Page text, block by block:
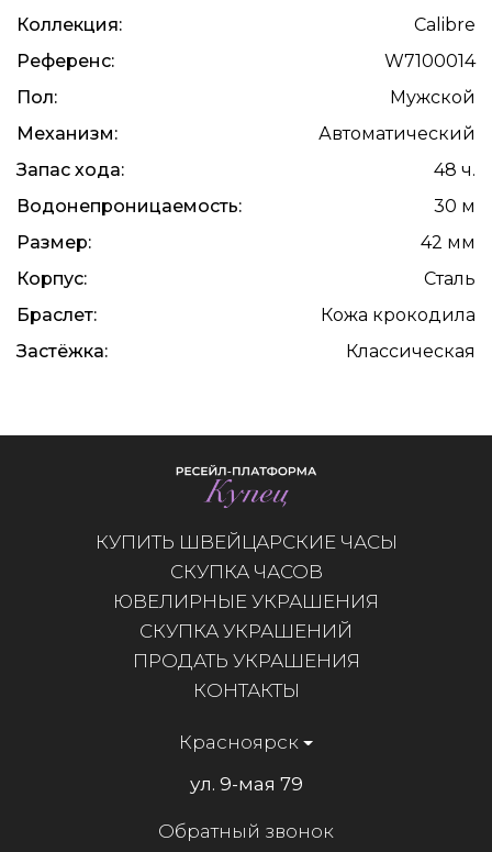
Коллекция:
Calibre
Референс:
W7100014
Пол:
Мужской
Механизм:
Автоматический
Запас хода:
48 ч.
Водонепроницаемость:
30 м
Размер:
42 мм
Корпус:
Сталь
Браслет:
Кожа крокодила
Застёжка:
Классическая
КУПИТЬ ШВЕЙЦАРСКИЕ ЧАСЫ
СКУПКА ЧАСОВ
ЮВЕЛИРНЫЕ УКРАШЕНИЯ
СКУПКА УКРАШЕНИЙ
ПРОДАТЬ УКРАШЕНИЯ
КОНТАКТЫ
Красноярск
ул. 9-мая 79
Обратный звонок